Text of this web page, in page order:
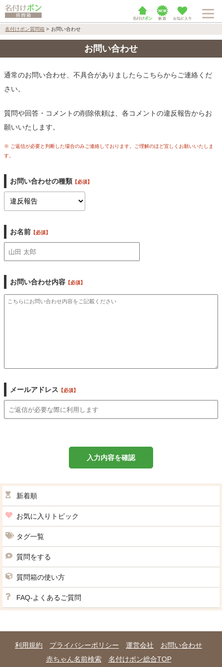
名付けポン質問箱 > お問い合わせ
お問い合わせ
通常のお問い合わせ、不具合がありましたらこちらからご連絡くだ
さい。
質問や回答・コメントの削除依頼は、各コメントの違反報告からお
願いいたします。
※ ご返信が必要と判断した場合のみご連絡しております。ご理解のほど宜しくお願いいたしま
す。
お問い合わせの種類 【必須】
お名前 【必須】
お問い合わせ内容 【必須】
メールアドレス 【必須】
入力内容を確認
新着順
お気に入りトピック
タグ一覧
質問をする
質問箱の使い方
FAQ-よくあるご質問
利用規約 プライバシーポリシー 運営会社
お問い合わせ
赤ちゃん名前検索
名付けポン総合TOP